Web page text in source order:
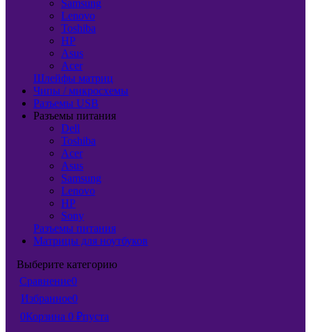
Samsung
Lenovo
Toshiba
HP
Asus
Acer
Шлейфы матриц
Чипы / микросхемы
Разъемы USB
Разъемы питания
Dell
Toshiba
Acer
Asus
Samsung
Lenovo
HP
Sony
Разъемы питания
Матрицы для ноутбуков
Выберите категорию
Сравнение0
Избранное0
0Корзина 0 ₽пуста